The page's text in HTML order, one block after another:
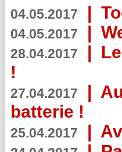
04.05.2017 |
04.05.2017 |
28.04.2017 |
!
27.04.2017 |
batterie !
25.04.2017 |